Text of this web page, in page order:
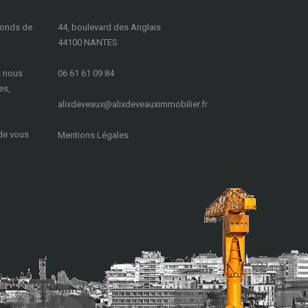
de
nous
vous
44, boulevard des Anglais
44100 NANTES
06 61 61 09 84
a lixdeveaux@alixdeveauximmobilier.fr
Mentions Légales